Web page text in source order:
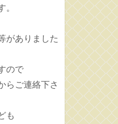
がありました
ので
らご連絡下さ
も